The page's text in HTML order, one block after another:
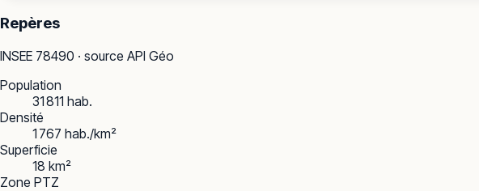
Repères
INSEE 78490 · source API Géo
Population
31 811 hab.
Densité
1 767 hab./km²
Superficie
18 km²
Zone PTZ